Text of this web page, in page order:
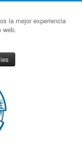
la mejor experiencia
web.